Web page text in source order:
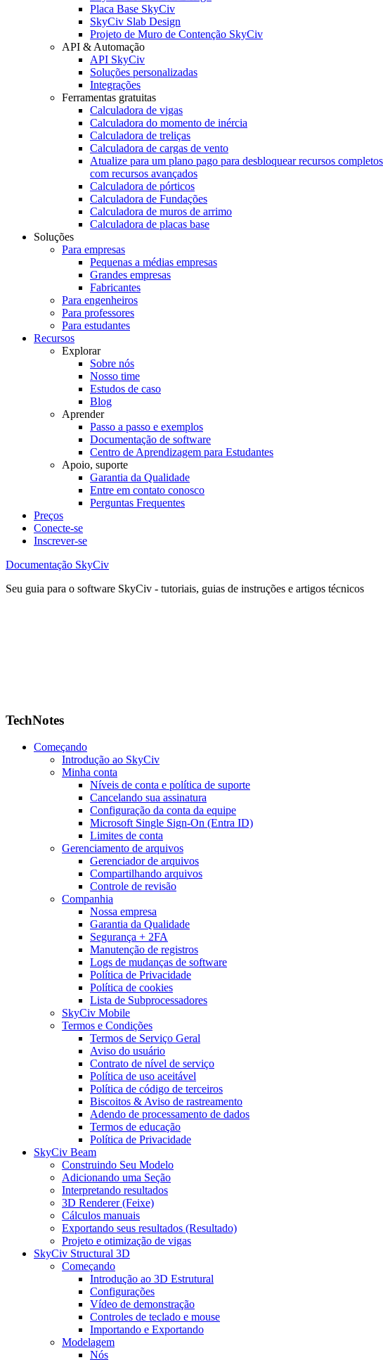
Placa Base SkyCiv
SkyCiv Slab Design
Projeto de Muro de Contenção SkyCiv
API & Automação
API SkyCiv
Soluções personalizadas
Integrações
Ferramentas gratuitas
Calculadora de vigas
Calculadora do momento de inércia
Calculadora de treliças
Calculadora de cargas de vento
Atualize para um plano pago para desbloquear recursos
com recursos avançados
Calculadora de pórticos
Calculadora de Fundações
Calculadora de muros de arrimo
Calculadora de placas base
Soluções
Para empresas
Pequenas a médias empresas
Grandes empresas
Fabricantes
Para engenheiros
Para professores
Para estudantes
Recursos
Explorar
Sobre nós
Nosso time
Estudos de caso
Blog
Aprender
Passo a passo e exemplos
Documentação de software
Centro de Aprendizagem para Estudantes
Apoio, suporte
Garantia da Qualidade
Entre em contato conosco
Perguntas Frequentes
Preços
Conecte-se
Inscrever-se
Documentação SkyCiv
Seu guia para o software SkyCiv - tutoriais, guias de instruções e artigos técnicos
TechNotes
Começando
Introdução ao SkyCiv
Minha conta
Níveis de conta e política de suporte
Cancelando sua assinatura
Configuração da conta da equipe
Microsoft Single Sign-On (Entra ID)
Limites de conta
Gerenciamento de arquivos
Gerenciador de arquivos
Compartilhando arquivos
Controle de revisão
Companhia
Nossa empresa
Garantia da Qualidade
Segurança + 2FA
Manutenção de registros
Logs de mudanças de software
Política de Privacidade
Política de cookies
Lista de Subprocessadores
SkyCiv Mobile
Termos e Condições
Termos de Serviço Geral
Aviso do usuário
Contrato de nível de serviço
Política de uso aceitável
Política de código de terceiros
Biscoitos & Aviso de rastreamento
Adendo de processamento de dados
Termos de educação
Política de Privacidade
SkyCiv Beam
Construindo Seu Modelo
Adicionando uma Seção
Interpretando resultados
3D Renderer (Feixe)
Cálculos manuais
Exportando seus resultados (Resultado)
Projeto e otimização de vigas
SkyCiv Structural 3D
Começando
Introdução ao 3D Estrutural
Configurações
Vídeo de demonstração
Controles de teclado e mouse
Importando e Exportando
Modelagem
Nós